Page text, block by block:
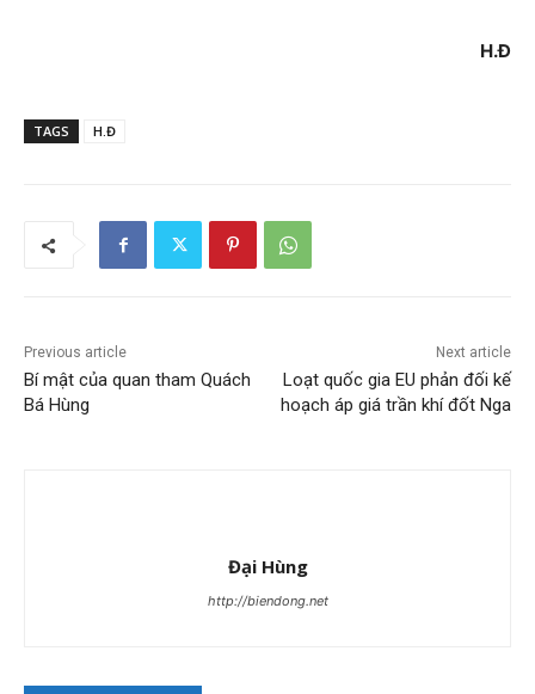
H.Đ
TAGS H.Đ
Previous article
Bí mật của quan tham Quách
Bá Hùng
Next article
Loạt quốc gia EU phản đối kế
hoạch áp giá trần khí đốt Nga
Đại Hùng
http://biendong.net